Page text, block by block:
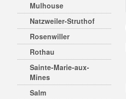
Mulhouse
Natzweiler-Struthof
Rosenwiller
Rothau
Sainte-Marie-aux-
Mines
Salm